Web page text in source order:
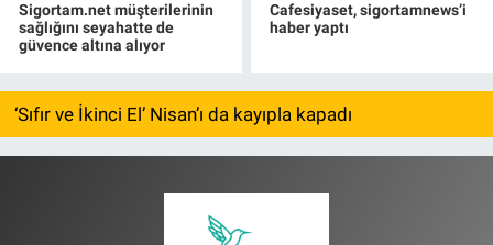
Sigortam.net müşterilerinin
sağlığını seyahatte de
güvence altına alıyor
Cafesiyaset, sigortamnews’i
haber yaptı
‘Sıfır ve İkinci El’ Nisan’ı da kayıpla kapadı